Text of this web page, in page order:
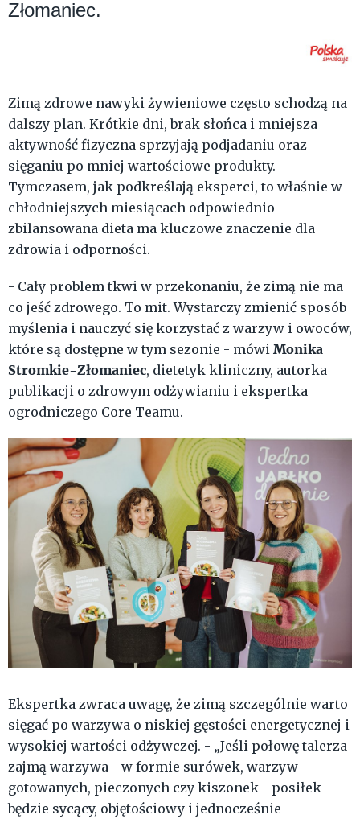
Złomaniec.
Zimą zdrowe nawyki żywieniowe często schodzą na
dalszy plan. Krótkie dni, brak słońca i mniejsza
aktywność fizyczna sprzyjają podjadaniu oraz
sięganiu po mniej wartościowe produkty.
Tymczasem, jak podkreślają eksperci, to właśnie w
chłodniejszych miesiącach odpowiednio
zbilansowana dieta ma kluczowe znaczenie dla
zdrowia i odporności.
- Cały problem tkwi w przekonaniu, że zimą nie ma
co jeść zdrowego. To mit. Wystarczy zmienić sposób
myślenia i nauczyć się korzystać z warzyw i owoców,
które są dostępne w tym sezonie - mówi Monika
Stromkie-Złomaniec, dietetyk kliniczny, autorka
publikacji o zdrowym odżywianiu i ekspertka
ogrodniczego Core Teamu.
Ekspertka zwraca uwagę, że zimą szczególnie warto
sięgać po warzywa o niskiej gęstości energetycznej i
wysokiej wartości odżywczej. - „Jeśli połowę talerza
zajmą warzywa - w formie surówek, warzyw
gotowanych, pieczonych czy kiszonek - posiłek
będzie sycący, objętościowy i jednocześnie